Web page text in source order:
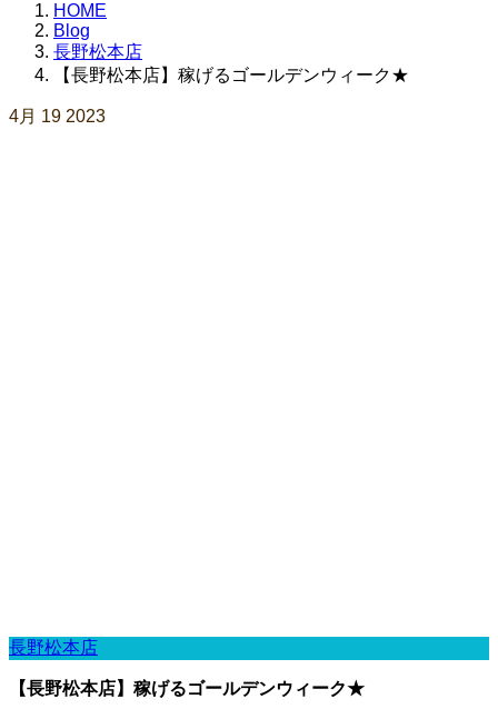
HOME
Blog
長野松本店
【長野松本店】稼げるゴールデンウィーク★
4月 19 2023
長野松本店
【長野松本店】稼げるゴールデンウィーク★